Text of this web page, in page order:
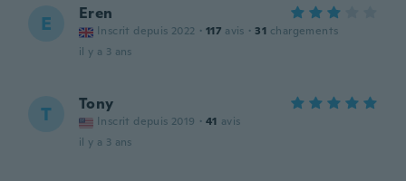
E Eren
Inscrit depuis 2022 · 117 avis · 31 chargements
il y a 3 ans
T Tony
Inscrit depuis 2019 · 41 avis
il y a 3 ans